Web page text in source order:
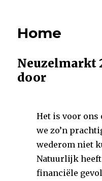
Home
Neuzelmarkt
door
Het is voor ons
we zo’n
wederom niet
Natuurlijk
financiële